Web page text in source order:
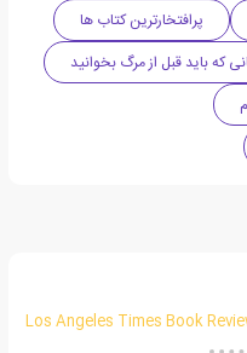
پرافتخارترین کتاب ها
Los Angeles Times Book